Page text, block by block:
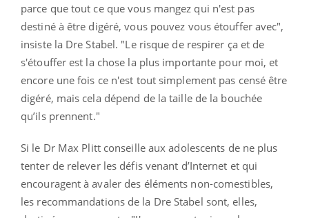
parce que tout ce que vous mangez qui n'est pas
destiné à être digéré, vous pouvez vous étouffer avec",
insiste la Dre Stabel. "Le risque de respirer ça et de
s'étouffer est la chose la plus importante pour moi, et
encore une fois ce n'est tout simplement pas censé être
digéré, mais cela dépend de la taille de la bouchée
qu’ils prennent."
Si le Dr Max Plitt conseille aux adolescents de ne plus
tenter de relever les défis venant d’Internet et qui
encouragent à avaler des éléments non-comestibles,
les recommandations de la Dre Stabel sont, elles,